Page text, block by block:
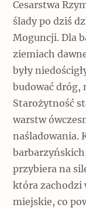
Cesarstwa
ślady po dziś
Moguncji. Dla
ziemiach
były
budować dróg,
Starożytność
warstw
naśladowania.
przybiera na
która zachodzi
miejskie, co